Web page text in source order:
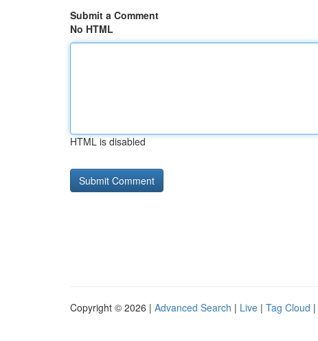
Submit a Comment
No HTML
HTML is disabled
Copyright © 2026 | Advanced Search | Live | Tag Cloud |